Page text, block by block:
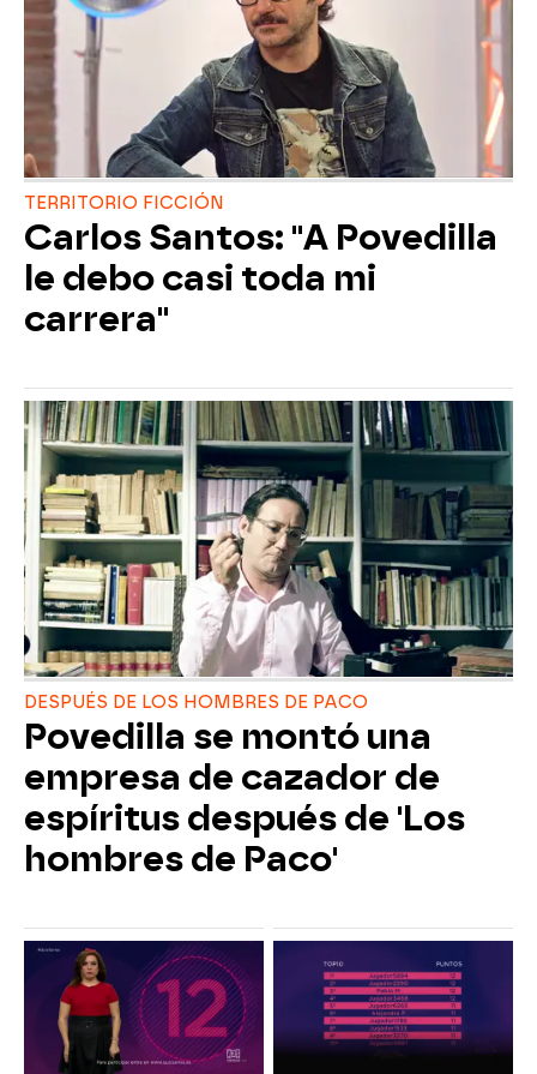
TERRITORIO FICCIÓN
Carlos Santos: "A Povedilla
le debo casi toda mi
carrera"
DESPUÉS DE LOS HOMBRES DE PACO
Povedilla se montó una
empresa de cazador de
espíritus después de 'Los
hombres de Paco'